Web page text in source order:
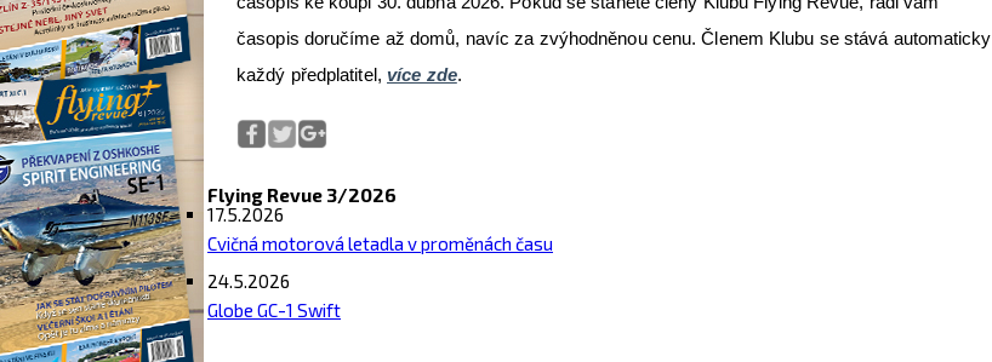
časopis doručíme až domů, navíc za zvýhodněnou cenu. Členem Klubu se stává automaticky
každý předplatitel, více zde.
Flying Revue 3/2026
17.5.2026
Cvičná motorová letadla v proměnách času
24.5.2026
Globe GC-1 Swift